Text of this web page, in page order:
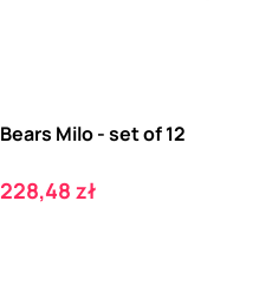
Bears Milo - set of 12
Cena
228,48 zł